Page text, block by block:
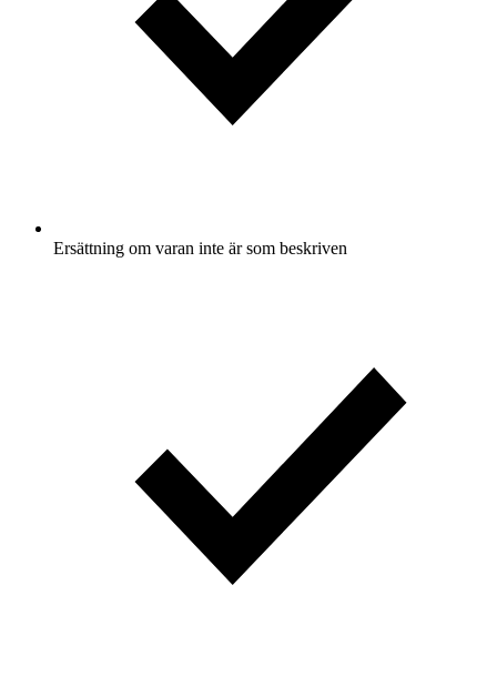
Ersättning om varan inte är som beskriven